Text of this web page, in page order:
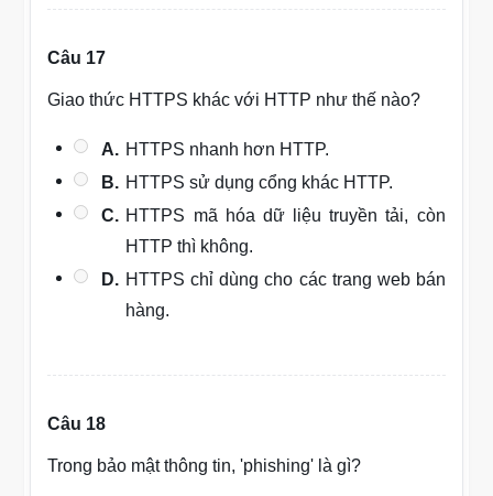
Câu 17
Giao thức HTTPS khác với HTTP như thế nào?
A. HTTPS nhanh hơn HTTP.
B. HTTPS sử dụng cổng khác HTTP.
C. HTTPS mã hóa dữ liệu truyền tải, còn
HTTP thì không.
D. HTTPS chỉ dùng cho các trang web bán
hàng.
Câu 18
Trong bảo mật thông tin, 'phishing' là gì?